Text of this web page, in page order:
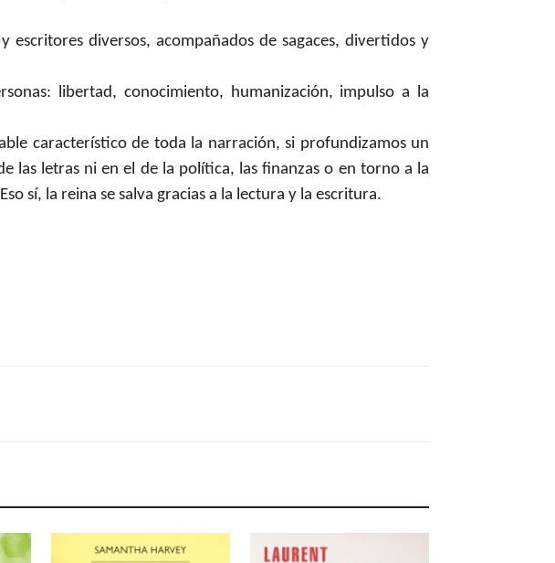
diversos, acompañados de sagaces, divertidos y
libertad, conocimiento, humanización, impulso a la
característico de toda la narración, si profundizamos un
las letras ni en el de la política, las finanzas o en torno a la
sí, la reina se salva gracias a la lectura y la escritura.